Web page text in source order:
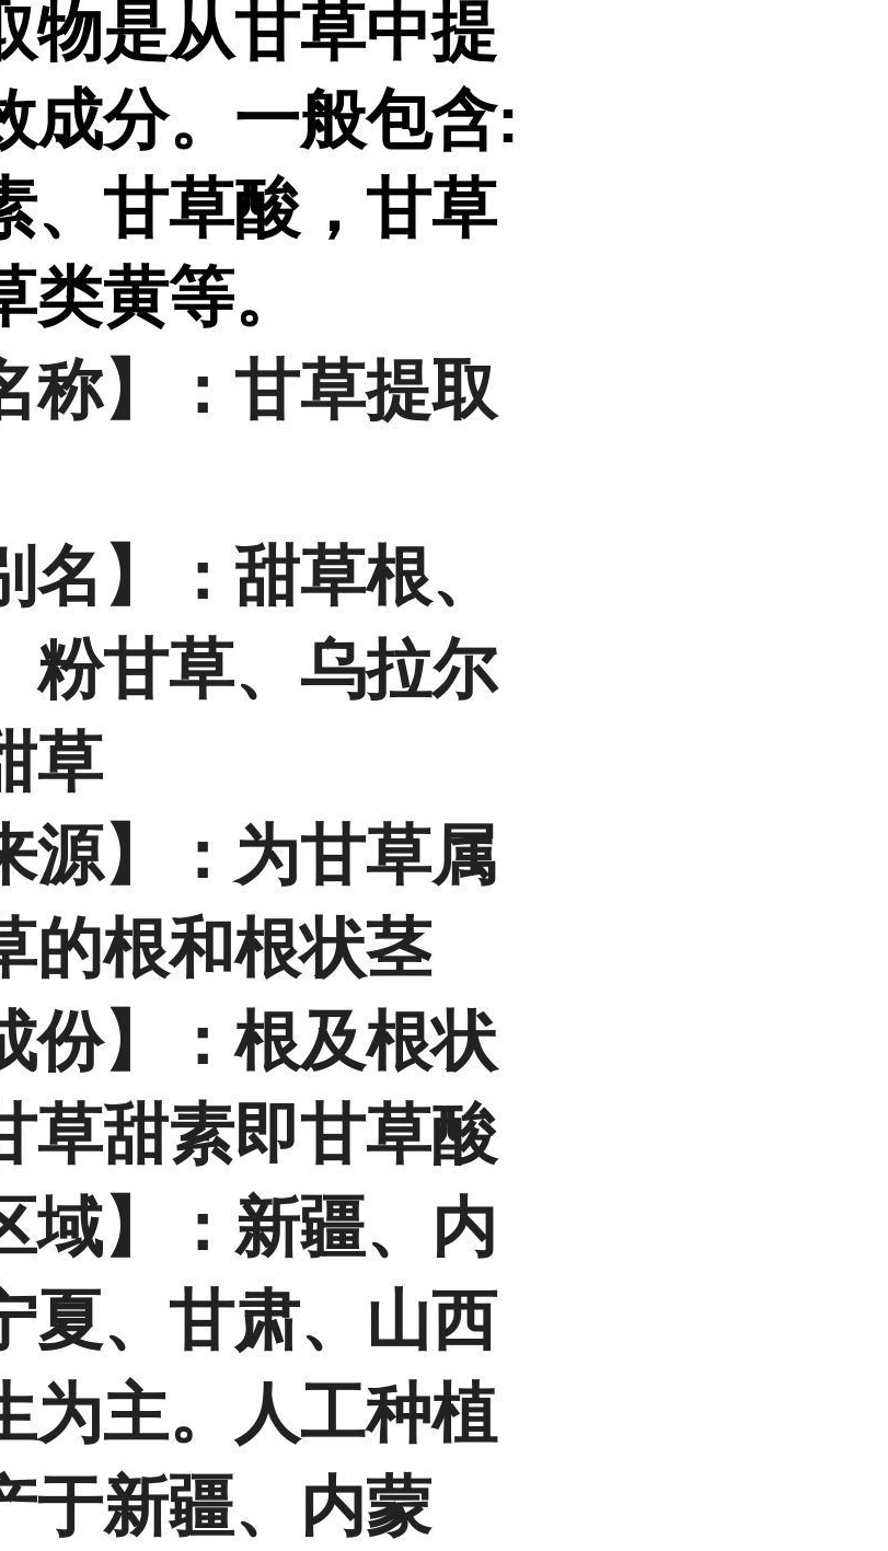
物是从甘草中提
成分。一般包含:
、甘草酸，甘草
黄等。
称】：甘草提取
名】：甜草根、
粉甘草、乌拉尔
草
源】：为甘草属
的根和根状茎
份】：根及根状
草甜素即甘草酸
域】：新疆、内
夏、甘肃、山西
为主。人工种植
于新疆、内蒙